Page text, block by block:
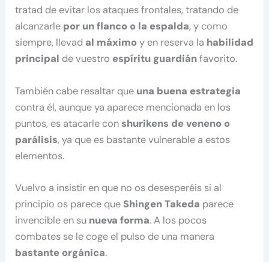
tratad de evitar los ataques frontales, tratando de
alcanzarle por un flanco o la espalda, y como
siempre, llevad al máximoy en reserva la habilidad
principal de vuestro espíritu guardiánfavorito.
También cabe resaltar que una buena estrategia
contra él, aunque ya aparece mencionada en los
puntos, es atacarle conshurikens de veneno o
parálisis, ya que es bastante vulnerable a estos
elementos.
Vuelvo a insistir en que no os desesperéis si al
principio os parece que Shingen Takeda parece
invencible en su nueva forma. A los pocos
combates se le coge el pulso de una manera
bastante orgánica.